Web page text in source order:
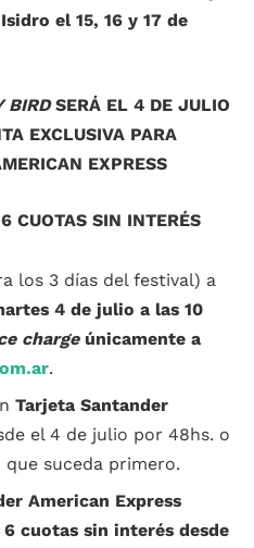
el 15, 16 y 17 de
BIRDSERÁ EL 4 DE JULIO
EXCLUSIVA PARA
EXPRESS
CUOTAS SIN INTERÉS
los 3 días del festival) a
4 de julio a las 10
charge únicamente a
.
Tarjeta Santander
el 4 de julio por 48hs. o
suceda primero.
American Express
cuotas sin interés desde